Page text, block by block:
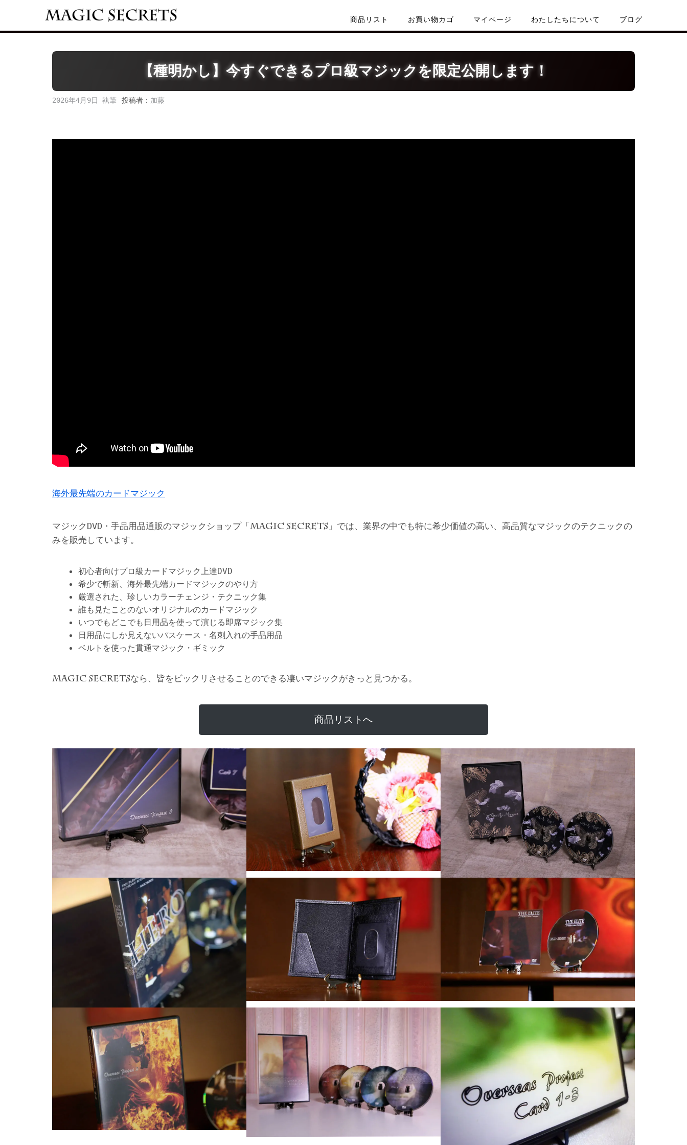
商品リスト お買い物カゴ マイページ わたしたちについて ブログ
【種明かし】今すぐできるプロ級マジックを限定公開します！
2026年4月9日 投稿者： 加藤
海外最先端のカードマジック
マジックDVD・手品用品通販のマジックショップ「 MAGIC SECRETS 」では、業界の中でも特に希少価値の高い、高品質なマジックのテクニックの
みを販売しています。
初心者向けプロ級カードマジック上達DVD
希少で斬新、海外最先端カードマジックのやり方
厳選された、珍しいカラーチェンジ・テクニック集
誰も見たことのないオリジナルのカードマジック
いつでもどこでも日用品を使って演じる即席マジック集
日用品にしか見えないパスケース・名刺入れの手品用品
ベルトを使った貫通マジック・ギミック
MAGIC SECRETSなら、皆をビックリさせることのできる凄いマジックがきっと見つかる。
商品リストへ